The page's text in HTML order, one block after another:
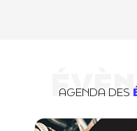
AGENDA DES